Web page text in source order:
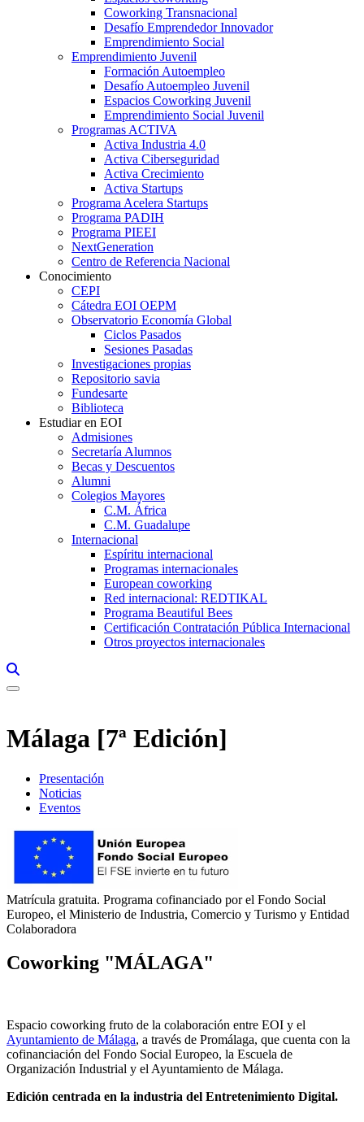
Coworking Transnacional
Desafío Emprendedor Innovador
Emprendimiento Social
Emprendimiento Juvenil
Formación Autoempleo
Desafío Autoempleo Juvenil
Espacios Coworking Juvenil
Emprendimiento Social Juvenil
Programas ACTIVA
Activa Industria 4.0
Activa Ciberseguridad
Activa Crecimiento
Activa Startups
Programa Acelera Startups
Programa PADIH
Programa PIEEI
NextGeneration
Centro de Referencia Nacional
Conocimiento
CEPI
Cátedra EOI OEPM
Observatorio Economía Global
Ciclos Pasados
Sesiones Pasadas
Investigaciones propias
Repositorio savia
Fundesarte
Biblioteca
Estudiar en EOI
Admisiones
Secretaría Alumnos
Becas y Descuentos
Alumni
Colegios Mayores
C.M. África
C.M. Guadalupe
Internacional
Espíritu internacional
Programas internacionales
European coworking
Red internacional: REDTIKAL
Programa Beautiful Bees
Certificación Contratación Pública Internacional
Otros proyectos internacionales
Málaga [7ª Edición]
Presentación
Noticias
Eventos
Matrícula gratuita. Programa cofinanciado por el Fondo Social
Europeo, el Ministerio de Industria, Comercio y Turismo y Entidad
Colaboradora
Coworking "MÁLAGA"
Espacio coworking fruto de la colaboración entre EOI y el
Ayuntamiento de Málaga, a través de Promálaga, que cuenta con la
cofinanciación del Fondo Social Europeo, la Escuela de
Organización Industrial y el Ayuntamiento de Málaga.
Edición centrada en la industria del Entretenimiento Digital.